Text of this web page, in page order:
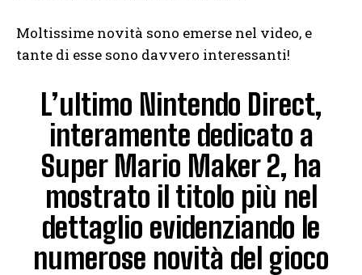
Moltissime novità sono emerse nel video, e
tante di esse sono davvero interessanti!
L’ultimo Nintendo Direct,
interamente dedicato a
Super Mario Maker 2, ha
mostrato il titolo più nel
dettaglio evidenziando le
numerose novità del gioco